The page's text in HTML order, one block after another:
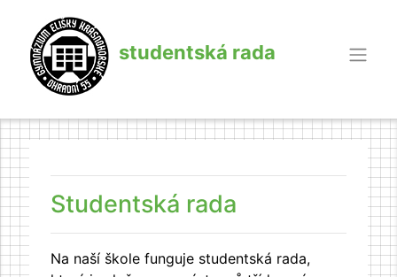
studentská rada
Studentská rada
Na naší škole funguje studentská rada,